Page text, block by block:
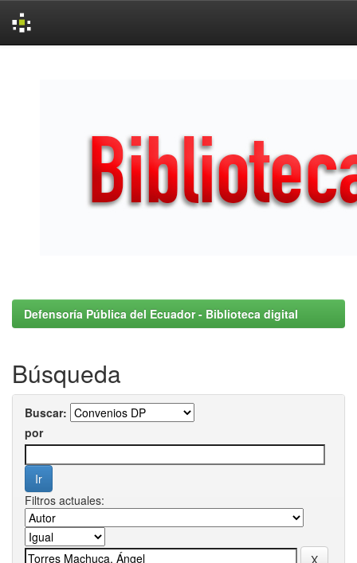
Defensoría Pública del Ecuador - Biblioteca digital
Búsqueda
Buscar:
por
Filtros actuales: